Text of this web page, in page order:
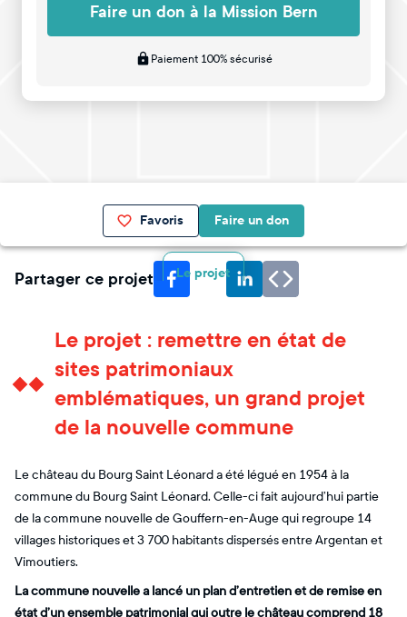
Faire un don à la Mission Bern
Paiement 100% sécurisé
Favoris Faire un don
Le projet
Partager ce projet
Le projet : remettre en état de
sites patrimoniaux
emblématiques, un grand projet
de la nouvelle commune
Le château du Bourg Saint Léonard a été légué en 1954 à la
commune du Bourg Saint Léonard. Celle-ci fait aujourd’hui partie
de la commune nouvelle de Gouffern-en-Auge qui regroupe 14
villages historiques et 3 700 habitants dispersés entre Argentan et
Vimoutiers.
La commune nouvelle a lancé un plan d’entretien et de remise en
état d’un ensemble patrimonial qui outre le château comprend 18